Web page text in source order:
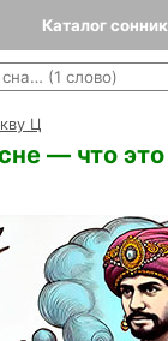
Каталог
Ц
— что